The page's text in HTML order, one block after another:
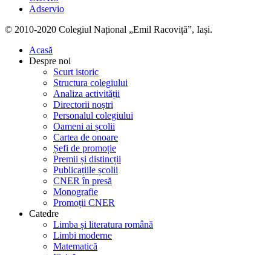
Adservio
© 2010-2020 Colegiul Național „Emil Racoviță”, Iași.
Acasă
Despre noi
Scurt istoric
Structura colegiului
Analiza activității
Directorii noștri
Personalul colegiului
Oameni ai școlii
Cartea de onoare
Șefi de promoție
Premii și distincții
Publicațiile școlii
CNER în presă
Monografie
Promoții CNER
Catedre
Limba și literatura română
Limbi moderne
Matematică